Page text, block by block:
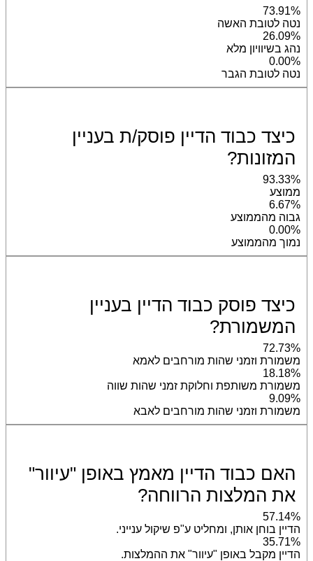
73.91%
נטה לטובת האשה
26.09%
נהג בשיוויון מלא
0.00%
נטה לטובת הגבר
כיצד כבוד הדיין פוסק/ת בעניין
המזונות?
93.33%
ממוצע
6.67%
גבוה מהממוצע
0.00%
נמוך מהממוצע
כיצד פוסק כבוד הדיין בעניין
המשמורת?
72.73%
משמורת וזמני שהות מורחבים לאמא
18.18%
משמורת משותפת וחלוקת זמני שהות שווה
9.09%
משמורת וזמני שהות מורחבים לאבא
האם כבוד הדיין מאמץ באופן "עיוור"
את המלצות הרווחה?
57.14%
הדיין בוחן אותן, ומחליט ע"פ שיקול ענייני.
35.71%
הדיין מקבל באופן "עיוור" את ההמלצות.